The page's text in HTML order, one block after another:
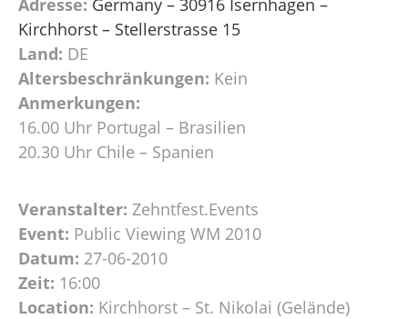
Kirchhorst – Stellerstrasse 15
Land: DE
Altersbeschränkungen: Kein
Anmerkungen:
16.00 Uhr Portugal – Brasilien
20.30 Uhr Chile – Spanien
Veranstalter: Zehntfest.Events
Event: Public Viewing WM 2010
Datum: 27-06-2010
Zeit: 16:00
Location: Kirchhorst – St. Nikolai (Gelände)